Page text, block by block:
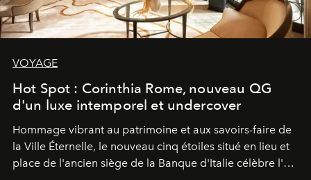
VOYAGE
Hot Spot : Corinthia Rome, nouveau QG
d'un luxe intemporel et undercover
Hommage vibrant au patrimoine et aux savoirs-faire de
la Ville Éternelle, le nouveau cinq étoiles situé en lieu et
place de l'ancien siège de la Banque d'Italie célèbre l'art